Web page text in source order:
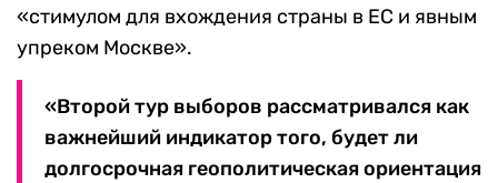
«стимулом для вхождения страны в ЕС и явным
упреком Москве».
«Второй тур выборов рассматривался как
важнейший индикатор того, будет ли
долгосрочная геополитическая ориентация